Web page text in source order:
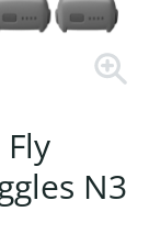
N3